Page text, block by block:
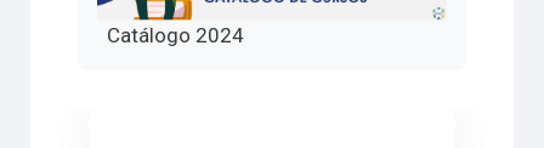
Catálogo 2024